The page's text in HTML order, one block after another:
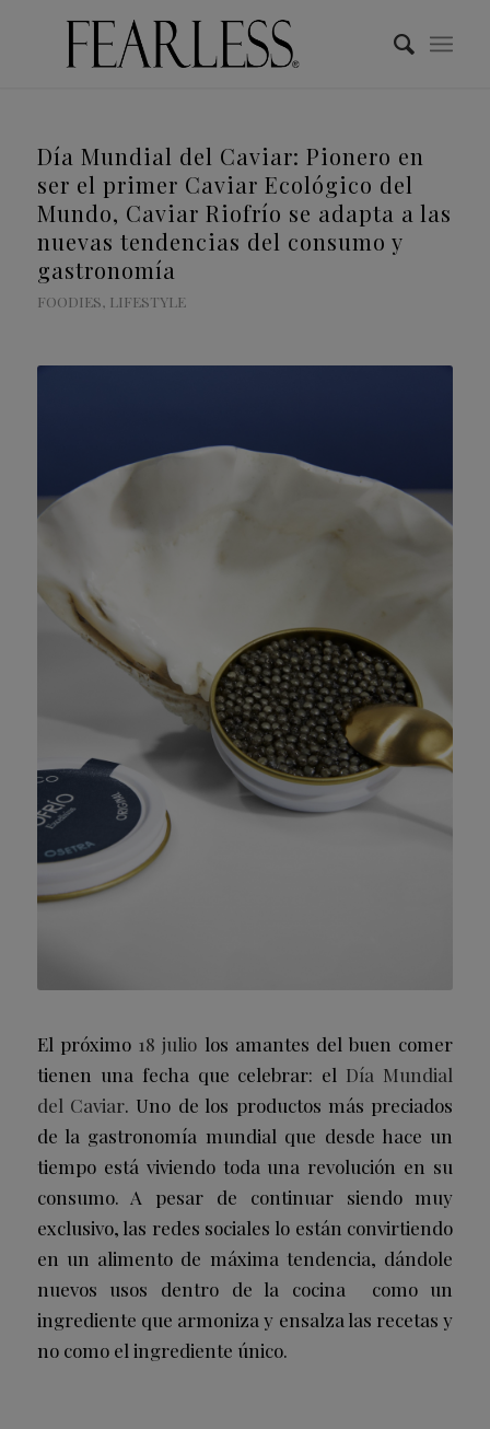
Día Mundial del Caviar: Pionero en
ser el primer Caviar Ecológico del
Mundo, Caviar Riofrío se adapta a las
nuevas tendencias del consumo y
gastronomía
FOODIES, LIFESTYLE
El próximo 18 julio los amantes del buen comer
tienen una fecha que celebrar: el Día Mundial
del Caviar. Uno de los productos más preciados
de la gastronomía mundial que desde hace un
tiempo está viviendo toda una revolución en su
consumo. A pesar de continuar siendo muy
exclusivo, las redes sociales lo están convirtiendo
en un alimento de máxima tendencia, dándole
nuevos usos dentro de la cocina como un
ingrediente que armoniza y ensalza las recetas y
no como el ingrediente único.